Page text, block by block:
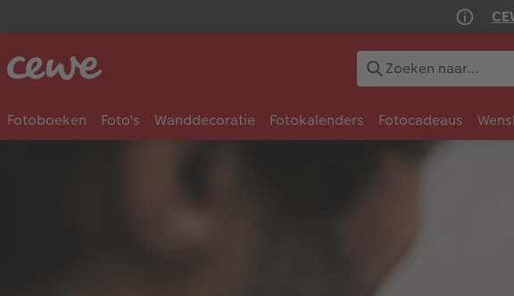
Fotoboeken Foto's Wanddecoratie Fotokalenders Fotocadeaus